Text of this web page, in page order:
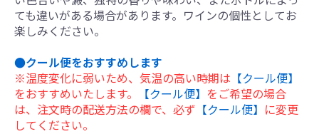
ても違いがある場合があります。ワインの個性としてお
楽しみください。
●クール便をおすすめします
※温度変化に弱いため、気温の高い時期は 【クール便】
をおすすめいたします。
【クール便】 をご希望の場合
は、注文時の配送方法の欄で、必ず 【クール便】 に変更
してください。